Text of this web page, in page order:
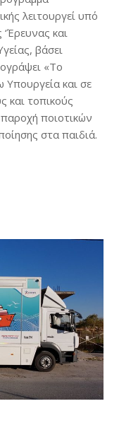
λειτουργεί υπό
και
βάσει
«Το
και σε
και τοπικούς
ποιοτικών
στα παιδιά.